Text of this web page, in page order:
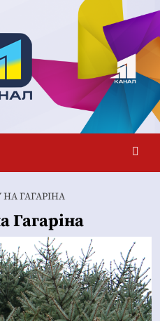
ГАГАРІНА
Гагаріна